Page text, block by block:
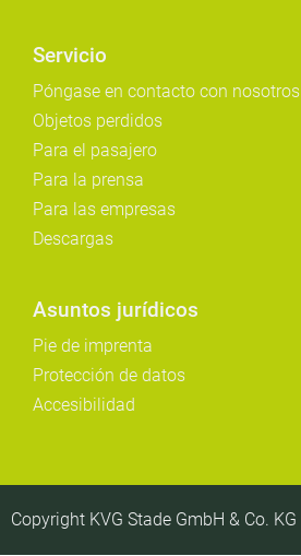
Servicio
Póngase en contacto con nosotros
Objetos perdidos
Para el pasajero
Para la prensa
Para las empresas
Descargas
Asuntos jurídicos
Pie de imprenta
Protección de datos
Accesibilidad
Copyright KVG Stade GmbH & Co. KG